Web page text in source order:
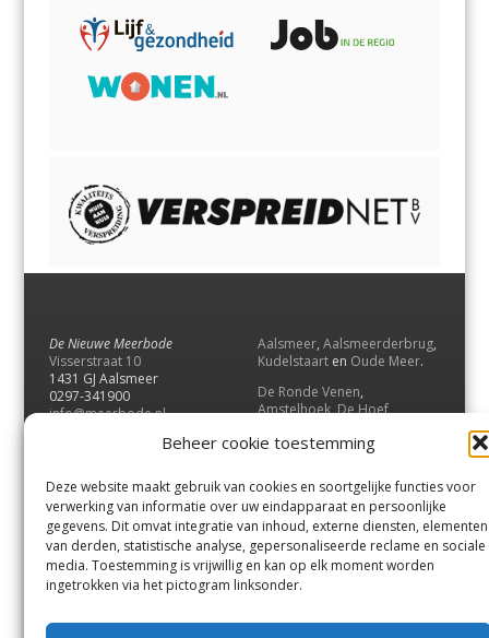
Beheer cookie toestemming
Deze website maakt gebruik van cookies en soortgelijke functies voor
verwerking van informatie over uw eindapparaat en persoonlijke
gegevens. Dit omvat integratie van inhoud, externe diensten, elementen
van derden, statistische analyse, gepersonaliseerde reclame en sociale
media. Toestemming is vrijwillig en kan op elk moment worden
ingetrokken via het pictogram linksonder.
De Nieuwe Meerbode
Visserstraat 10
1431 GJ Aalsmeer
0297-341900
info@meerbode.nl
Aalsmeer, Aalsmeerderbrug,
Kudelstaart en Oude Meer.
De Ronde Venen,
Amstelhoek,De Hoef,
Vrouwenakker,Waverveen
UithoornenDe Kwakel.
Contact
Andere uitgaven
Bezorgklacht
Vacatures